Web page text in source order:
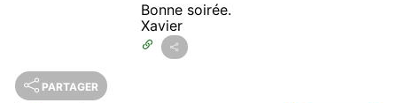
Bonne soirée.
Xavier
PARTAGER